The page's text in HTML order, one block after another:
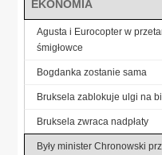
EKONOMIA
Agusta i Eurocopter w
śmigłowce
Bogdanka zostanie sama
Bruksela zablokuje ulgi na
Bruksela zwraca nadpłaty
Były minister Chronowski